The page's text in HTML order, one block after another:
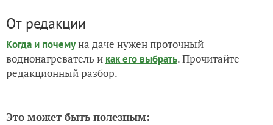
От редакции
Когда и почемуна даче нужен проточный
воднонагреватель и как его выбрать. Прочитайте
редакционный разбор.
Это может быть полезным: